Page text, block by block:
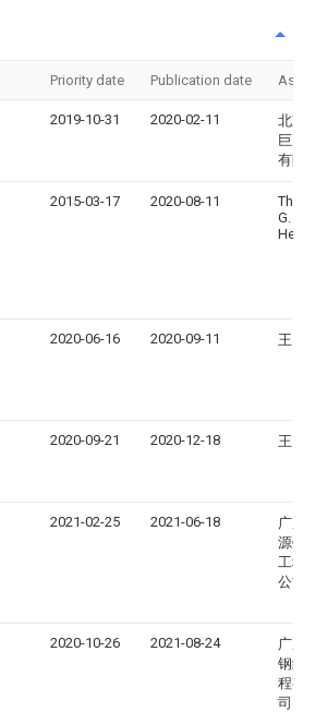
Priority date Publication date
2019-10-31 2020-02-11
北京
巨成
有限
2015-03-17 2020-08-11
G.
2020-06-16 2020-09-11 王国
2020-09-21 2020-12-18 王国
2021-02-25 2021-06-18
广东
源钢
工程
公司
2020-10-26 2021-08-24
广东
钢结
程有
司